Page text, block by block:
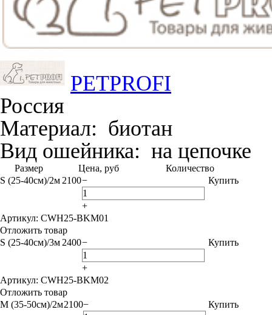
PETPROFI
Россия
Материал: биотан
Вид ошейника: на цепочке
Размер Цена, руб
Количество
S (25-40см)/2м 2100−
+
Купить
Артикул: CWH25-BKM01
Отложить товар
S (25-40см)/3м 2400−
+
Купить
Артикул: CWH25-BKM02
Отложить товар
M (35-50см)/2м2100− Купить